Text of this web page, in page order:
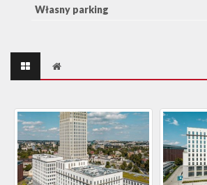
Własny parking